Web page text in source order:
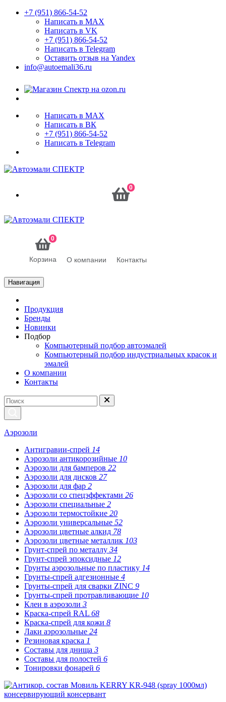
+7 (951) 866-54-52
Написать в MAX
Написать в VK
+7 (951) 866-54-52
Написать в Telegram
Оставить отзыв на Yandex
info@autoemali36.ru
Написать в MAX
Написать в ВК
+7 (951) 866-54-52
Написать в Telegram
0
0
Корзина О компании Контакты
Навигация
Продукция
Бренды
Новинки
Подбор
Компьютерный подбор автоэмалей
Компьютерный подбор индустриальных красок и
эмалей
О компании
Контакты
Аэрозоли
Антигравии-спрей 14
Аэрозоли антикорозийные 10
Аэрозоли для бамперов 22
Аэрозоли для дисков 27
Аэрозоли для фар 2
Аэрозоли со спецэффектами 26
Аэрозоли специальные 2
Аэрозоли термостойкие 20
Аэрозоли универсальные 52
Аэрозоли цветные алкид 78
Аэрозоли цветные металлик 103
Грунт-спрей по металлу 34
Грунт-спрей эпоксидные 12
Грунты аэрозольные по пластику 14
Грунты-спрей адгезионные 4
Грунты-спрей для сварки ZINC 9
Грунты-спрей протравливающие 10
Клеи в аэрозоли 3
Краска-спрей RAL 68
Краска-спрей для кожи 8
Лаки аэрозольные 24
Резиновая краска 1
Составы для днища 3
Составы для полостей 6
Тонировки фонарей 6